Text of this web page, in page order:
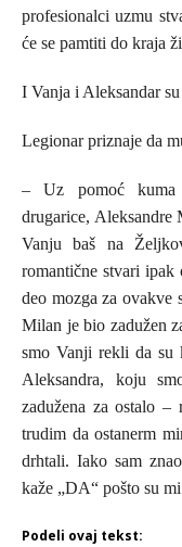
profesionalci uzmu
će se pamtiti do kraja
I Vanja i Aleksandar
Legionar priznaje da
–Uz pomoć kuma
drugarice, Aleksandre
Vanju baš na
romantične stvari
deo mozga za ovakve
Milan je bio zadužen
smo Vanji rekli da su
Aleksandra, koju
zadužena za ostalo –
trudim da ostanerm
drhtali. Iako sam
kaže „DA“ pošto su
Podeli ovaj tekst: